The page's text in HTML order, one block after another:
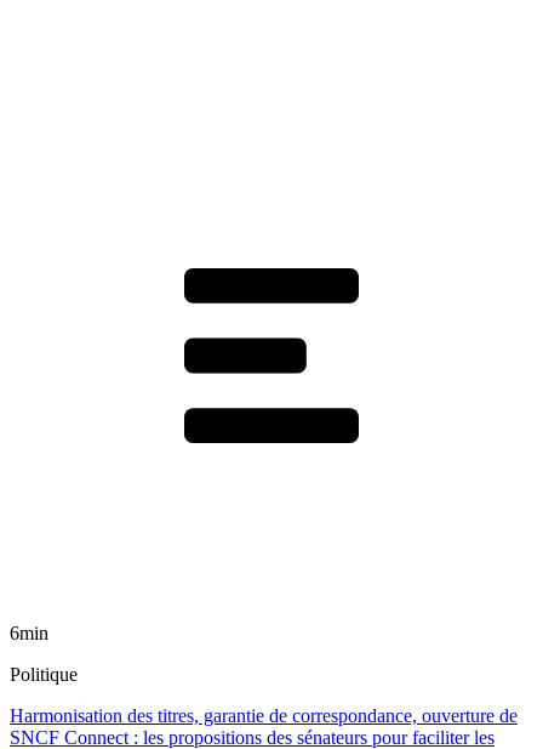
6min
Politique
Harmonisation des titres, garantie de correspondance, ouverture de
SNCF Connect : les propositions des sénateurs pour faciliter les